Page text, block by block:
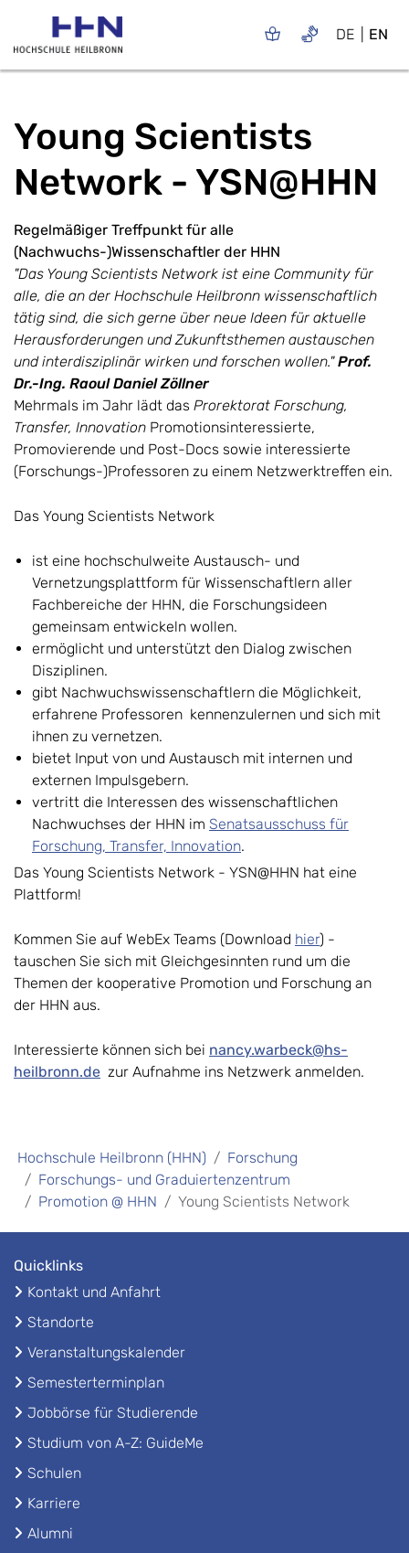
DE EN
Young Scientists
Network - YSN@HHN
Regelmäßiger Treffpunkt für alle
(Nachwuchs-)Wissenschaftler der HHN
"Das Young Scientists Network ist eine Community für
alle, die an der Hochschule Heilbronn wissenschaftlich
tätig sind, die sich gerne über neue Ideen für aktuelle
Herausforderungen und Zukunftsthemen austauschen
und interdisziplinär wirken und forschen wollen."Prof.
Dr.-Ing. Raoul Daniel Zöllner
Mehrmals im Jahr lädt das Prorektorat Forschung,
Transfer, Innovation Promotionsinteressierte,
Promovierende und Post-Docs sowie interessierte
(Forschungs-)Professoren zu einem Netzwerktreffen ein.
Das Young Scientists Network
ist eine hochschulweite Austausch- und
Vernetzungsplattform für Wissenschaftlern aller
Fachbereiche der HHN, die Forschungsideen
gemeinsam entwickeln wollen.
ermöglicht und unterstützt den Dialog zwischen
Disziplinen.
gibt Nachwuchswissenschaftlern die Möglichkeit,
erfahrene Professoren kennenzulernen und sich mit
ihnen zu vernetzen.
bietet Input von und Austausch mit internen und
externen Impulsgebern.
vertritt die Interessen des wissenschaftlichen
Nachwuchses der HHN im Senatsausschuss für
Forschung, Transfer, Innovation.
Das Young Scientists Network - YSN@HHN hat eine
Plattform!
Kommen Sie auf WebEx Teams (Download hier) -
tauschen Sie sich mit Gleichgesinnten rund um die
Themen der kooperative Promotion und Forschung an
der HHN aus.
Interessierte können sich bei nancy.warbeck@hs-
heilbronn.de zur Aufnahme ins Netzwerk anmelden.
Hochschule Heilbronn (HHN)
Forschung
Forschungs- und Graduiertenzentrum
Promotion @ HHN
Young Scientists Network
Quicklinks
Kontakt und Anfahrt
Standorte
Veranstaltungskalender
Semesterterminplan
Jobbörse für Studierende
Studium von A-Z: GuideMe
Schulen
Karriere
Alumni